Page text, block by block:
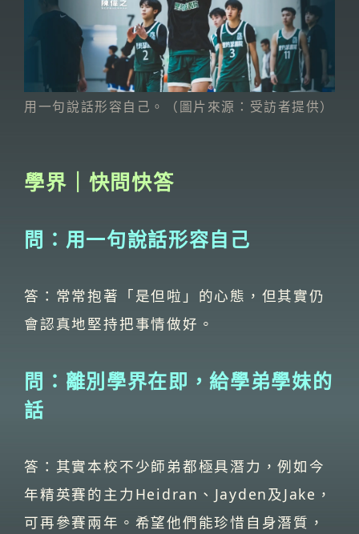
用一句說話形容自己。（圖片來源：受訪者提供）
學界｜快問快答
問：用一句說話形容自己
答：常常抱著「是但啦」的心態，但其實仍
會認真地堅持把事情做好。
問：離別學界在即，給學弟學妹的
話
答：其實本校不少師弟都極具潛力，例如今
年精英賽的主力Heidran、Jayden及Jake，
可再參賽兩年。希望他們能珍惜自身潛質，